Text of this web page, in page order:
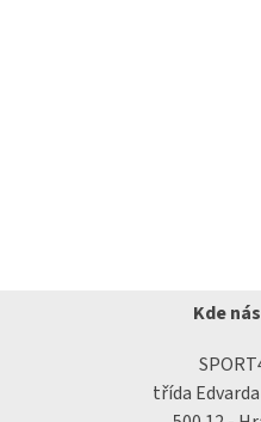
Kde
třída